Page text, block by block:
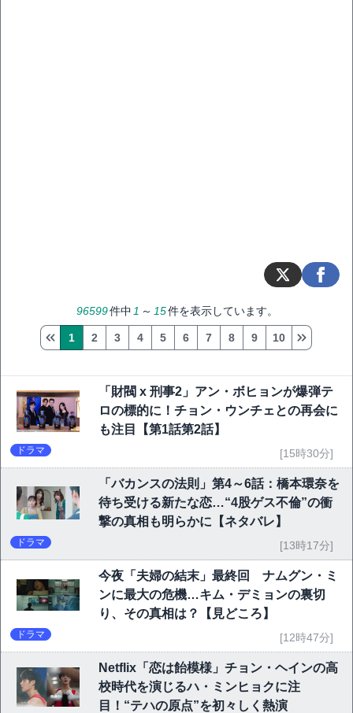
96599件中 1 ～ 15件を表示しています。
1 2 3 4 5 6 7 8 9 10
「財閥 x 刑事2」アン・ボヒョンが爆弾テ
ロの標的に！チョン・ウンチェとの再会に
も注目【第1話第2話】
ドラマ [15時30分]
「バカンスの法則」第4～6話：橋本環奈を
待ち受ける新たな恋…“4股ゲス不倫”の衝
撃の真相も明らかに【ネタバレ】
ドラマ [13時17分]
今夜「夫婦の結末」最終回 ナムグン・ミ
ンに最大の危機…キム・デミョンの裏切
り、その真相は？【見どころ】
ドラマ [12時47分]
Netflix「恋は飴模様」チョン・ヘインの高
校時代を演じるハ・ミンヒョクに注
目！“テハの原点”を初々しく熱演